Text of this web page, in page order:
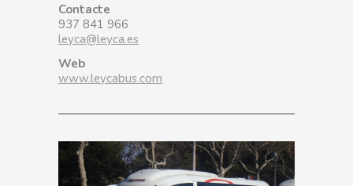
Contacte
937 841 966
leyca@leyca.es
Web
www.leycabus.com